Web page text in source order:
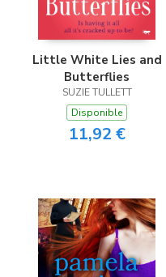
Little White Lies and
Butterflies
SUZIE TULLETT
Disponible
11,92 €